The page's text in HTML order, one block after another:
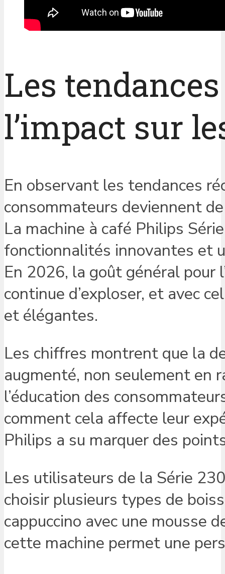
Les
l’impact sur
En observant les tendances
consommateurs deviennent
La machine à café Philips
fonctionnalités innovantes et
En 2026, la goût général pour
continue d’exploser, et avec
et élégantes.
Les chiffres montrent que la
augmenté, non seulement en
l’éducation des
comment cela affecte leur
Philips a su marquer des
Les utilisateurs de la Série
choisir plusieurs types de
cappuccino avec une
cette machine permet une